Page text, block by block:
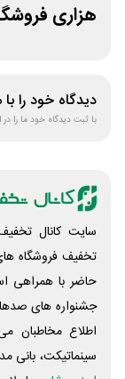
هزاری
دیدگاه خود را
با ثبت دیدگاه خود ما را در
سایت کانال
تخفیف فروشگاه
حاضر با همراهی
جشنواره های صدها
اطلاع مخاطبان
سینماتیکت، بانی